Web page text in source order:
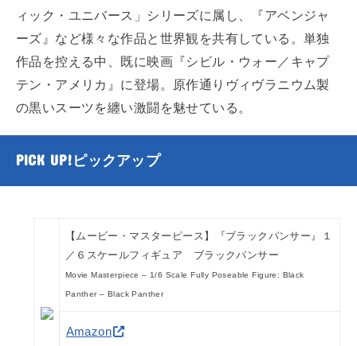
ィック・ユニバース」シリーズに属し、『アベンジャ
ーズ』など様々な作品と世界観を共有している。単独
作品を控える中、既に映画『シビル・ウォー／キャプ
テン・アメリカ』に登場。原作通りヴィヴラニウム製
の黒いスーツを纏い激闘を魅せている。
PICK UP! ピックアップ
【ムービー・マスターピース】『ブラックパンサー』１
／６スケールフィギュア ブラックパンサー
Movie Masterpiece – 1/6 Scale Fully Poseable Figure: Black
Panther – Black Panther
Amazon